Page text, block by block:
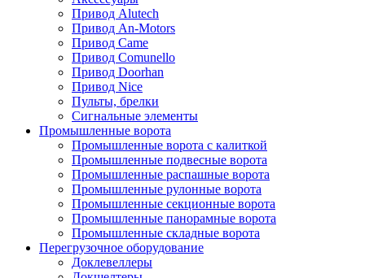
Привод Alutech
Привод An-Motors
Привод Came
Привод Comunello
Привод Doorhan
Привод Nice
Пульты, брелки
Сигнальные элементы
Промышленные ворота
Промышленные ворота с калиткой
Промышленные подвесные ворота
Промышленные распашные ворота
Промышленные рулонные ворота
Промышленные секционные ворота
Промышленные панорамные ворота
Промышленные складные ворота
Перегрузочное оборудование
Доклевеллеры